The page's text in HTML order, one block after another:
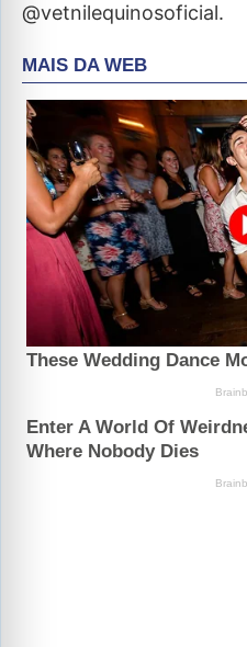
@vetnilequinosoficial.